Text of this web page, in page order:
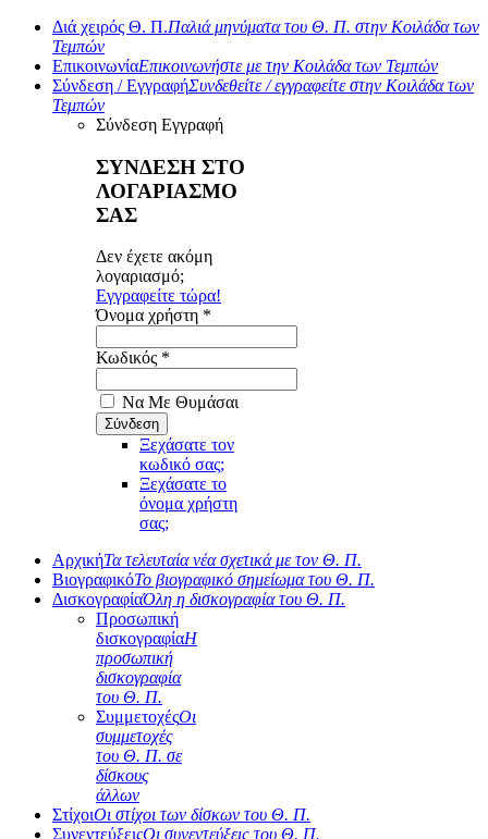
Διά χειρός Θ. Π.Παλιά μηνύματα του Θ. Π. στην Κοιλάδα των
Τεμπών
ΕπικοινωνίαΕπικοινωνήστε με την Κοιλάδα των Τεμπών
Σύνδεση / ΕγγραφήΣυνδεθείτε / εγγραφείτε στην Κοιλάδα των
Τεμπών
Σύνδεση Εγγραφή
ΣΥΝΔΕΣΗ ΣΤΟ
ΛΟΓΑΡΙΑΣΜΟ
ΣΑΣ
Δεν έχετε ακόμη
λογαριασμό;
Εγγραφείτε τώρα!
Όνομα χρήστη *
Κωδικός *
Να Με Θυμάσαι
Ξεχάσατε τον
κωδικό σας;
Ξεχάσατε το
όνομα χρήστη
σας;
ΑρχικήΤα τελευταία νέα σχετικά με τον Θ. Π.
ΒιογραφικόΤο βιογραφικό σημείωμα του Θ. Π.
ΔισκογραφίαΌλη η δισκογραφία του Θ. Π.
Προσωπική
δισκογραφίαΗ
προσωπική
δισκογραφία
του Θ. Π.
ΣυμμετοχέςΟι
συμμετοχές
του Θ. Π. σε
δίσκους
άλλων
ΣτίχοιΟι στίχοι των δίσκων του Θ. Π.
ΣυνεντεύξειςΟι συνεντεύξεις του Θ. Π.